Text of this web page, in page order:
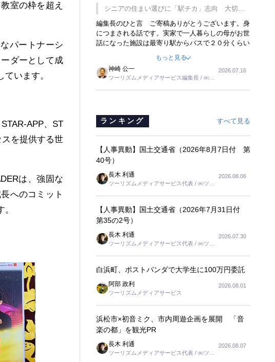
室の枠を超え
パートナーシ
ダーとして成
います。
APP、ST
を提供する世
は、強固な
へのコミット
接客業の何かを理解してもらっていることです。
もう一つは1800円もするプレミアムヨーグルトを
販売するにあたり、社内に懸念もあったそうです。
永井社長は、駐車場に都内ナンバーの高級外車が停
まっていることに目をつけ、高級商品でも売れると
確信したそうです。今回の記事を懐かしく読みまし
シニアの住まい選びに「駅チカ」志向 大切な
のは出かけたくなる暮らし
編集長のひと言 ご寄稿ありがとうございます。身
につまされる話です。実家で一人暮らしの母がお世
話になった施設は最寄り駅からバスで２０分くらい
りました。母の住まいから近いという理由で、その
施設を選択したのですが、私と妹にとっては、半日
仕事ででした。シニアの住まい選びは、当人だけで
はなく、世話をする家族の足の便も考えない外池な
もっと見る
神崎 公一
ツーリズムメディアサービス編集長 / ㈱ツ
2026.07.16
ランキング すべて見る
【人事異動】国土交通省（2026年8月7日付 第
40号）
長木 利通
ツーリズムメディアサービス代表 / ㈱ツー
2026.08.06
【人事異動】国土交通省（2026年7月31日付
第35の2号）
長木 利通
ツーリズムメディアサービス代表 / ㈱ツー
2026.07.30
白浜町、ポストパンダで大学生に100万円委託
阿部 政利
ツーリズムメディアサービス
2026.08.01
浜松市×初音ミク、市内周遊企画を展開 「音
楽の都」を観光PR
長木 利通
ツーリズムメディアサービス代表 / ㈱ツー
2026.08.07